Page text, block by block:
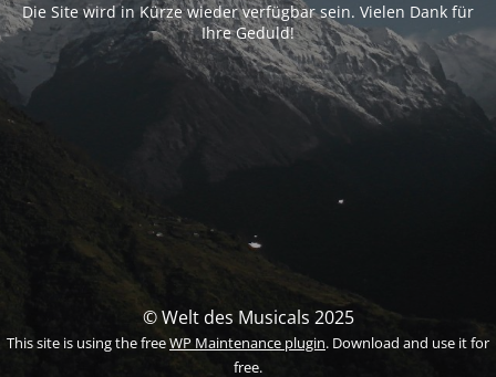
Die Site wird in Kürze wieder verfügbar sein. Vielen Dank für
Ihre Geduld!
© Welt des Musicals 2025
This site is using the freeWP Maintenance plugin. Download and use it for
free.